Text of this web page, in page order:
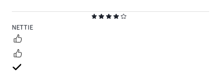
4
NETTIE